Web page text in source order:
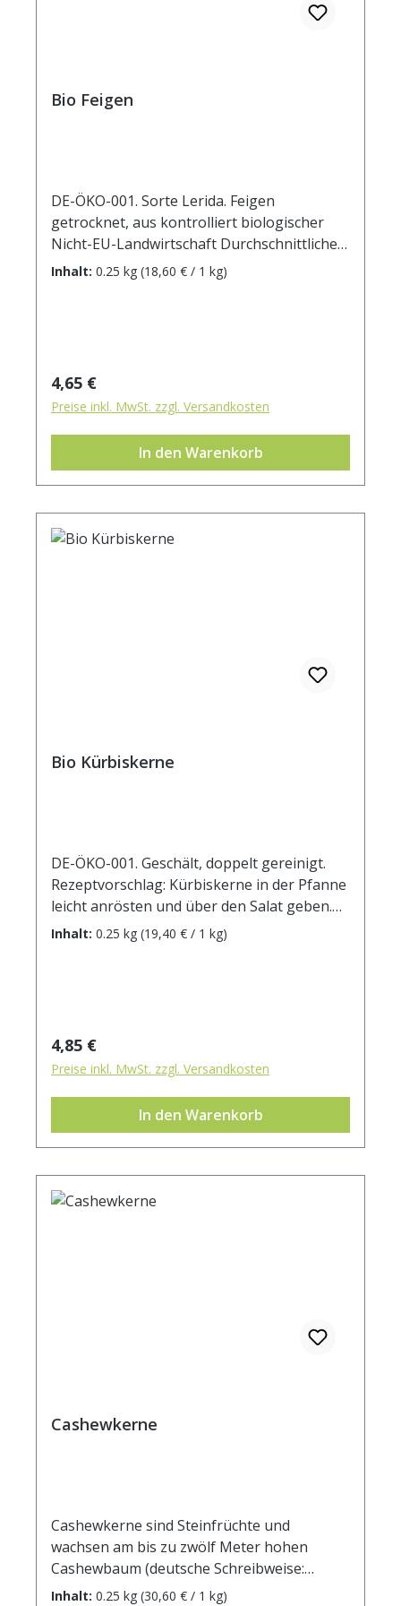
Bio Feigen
DE-ÖKO-001. Sorte Lerida. Feigen
getrocknet, aus kontrolliert biologischer
Nicht-EU-Landwirtschaft Durchschnittliche
Brennwerte je 100 g Brennwert 1100 kJ /
Inhalt: 0.25 kg (18,60 € / 1 kg)
Regulärer Preis:
4,65 €
Preise inkl. MwSt. zzgl. Versandkosten
In den Warenkorb
Bio Kürbiskerne
DE-ÖKO-001. Geschält, doppelt gereinigt.
Rezeptvorschlag: Kürbiskerne in der Pfanne
leicht anrösten und über den Salat geben.
Auch als köstliche Krönung für die
Kürbiskernsuppe. Durchschnittliche
- Zucker 2 g Ballaststoffe 8,8 g Eiweiß 25 g
Salz 0,045 g
Inhalt: 0.25 kg (19,40 € / 1 kg)
Regulärer Preis:
4,85 €
Preise inkl. MwSt. zzgl. Versandkosten
In den Warenkorb
Cashewkerne
Cashewkerne sind Steinfrüchte und
wachsen am bis zu zwölf Meter hohen
Cashewbaum (deutsche Schreibweise:
Kaschubaum). Sie sind in Brasilien heimisch,
Inhalt: 0.25 kg (30,60 € / 1 kg)